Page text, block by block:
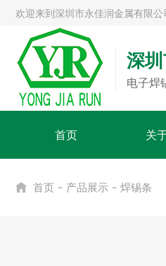
欢迎来到深圳市永佳润金属有限
深
电子焊
首页 关
首页 - 产品展示 - 焊锡条